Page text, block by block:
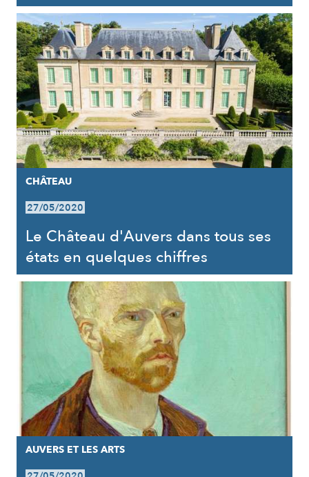
CHÂTEAU
27/05/2020
Le Château d'Auvers dans tous ses
états en quelques chiffres
AUVERS ET LES ARTS